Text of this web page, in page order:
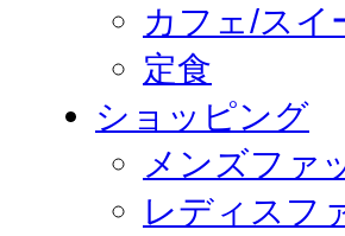
カフェ/スイ
定食
ショッピング
メンズファ
レディスフ